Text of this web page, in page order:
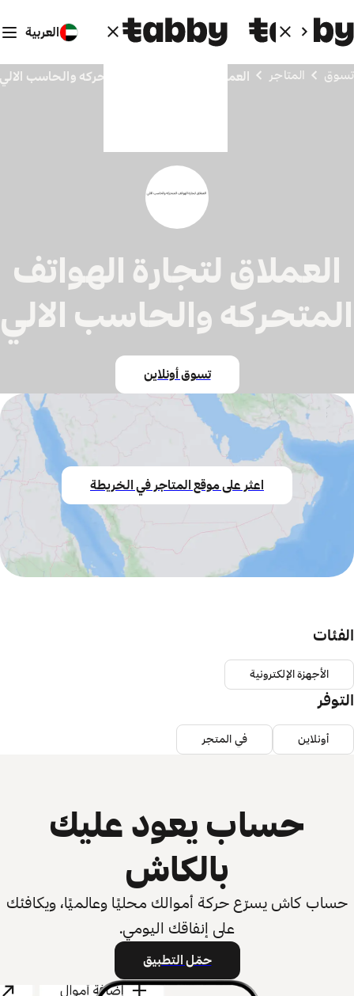
العربية
تسوق المتاجر العملاق لتجارة الهواتف المتحركه والحاسب الالي
العملاق لتجارة الهواتف
المتحركه والحاسب الالي
تسوق أونلاين
اعثر على موقع المتاجر في الخريطة
الفئات
الأجهزة الإلكترونية
التوفر
أونلاين في المتجر
حساب يعود عليك
بالكاش
حساب كاش يسرّع حركة أموالك محليًا وعالميًا، ويكافئك
على إنفاقك اليومي.
حمّل التطبيق